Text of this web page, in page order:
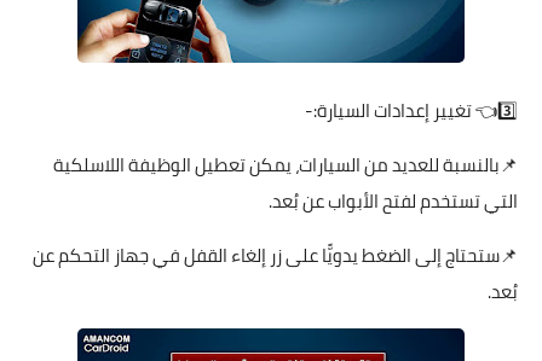
3️⃣👈 تغيير إعدادات السيارة:-
📌بالنسبة للعديد من السيارات، يمكن تعطيل الوظيفة اللاسلكية
التي تستخدم لفتح الأبواب عن بُعد.
📌ستحتاج إلى الضغط يدويًّا على زر إلغاء القفل في جهاز التحكم عن
بُعد.